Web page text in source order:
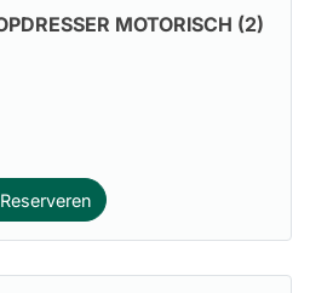
MOTORISCH (2)